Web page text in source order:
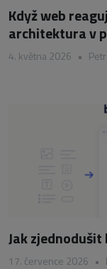
Když web
architektura v
4. května 2026 •
Jak
17. července 2026 •